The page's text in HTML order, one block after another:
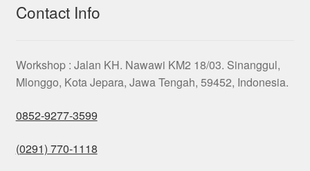
Contact Info
Workshop : Jalan KH. Nawawi KM2 18/03. Sinanggul,
Mlonggo, Kota Jepara, Jawa Tengah, 59452, Indonesia.
0852-9277-3599
(0291) 770-1118